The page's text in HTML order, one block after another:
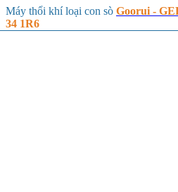
Máy thổi khí loại con sò Goorui -
34 1R6